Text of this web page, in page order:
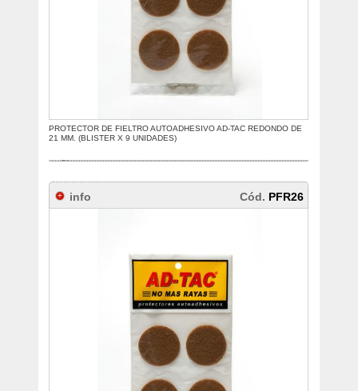
PROTECTOR DE FIELTRO AUTOADHESIVO AD-TAC REDONDO DE
21 MM. (BLISTER X 9 UNIDADES)
info Cód. PFR26